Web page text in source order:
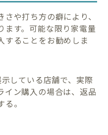
や打ち方の癖により、
ます。可能な限り家電量
することをお勧めしま
している店舗で、実際
イン購入の場合は、返品
。